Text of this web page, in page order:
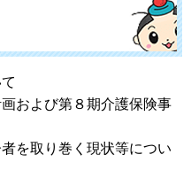
および第８期介護保険事
取り巻く現状等につい